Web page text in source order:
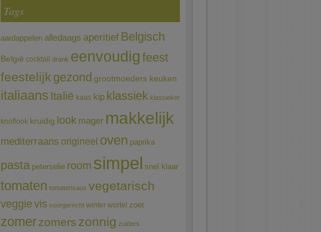
Tags
aardappelen alledaags aperitief Belgisch
België cocktail drank eenvoudigfeest
feestelijk gezond grootmoeders keuken
italiaans Italië kaas kip klassiek klassieker
knoflook kruidig look mager makkelijk
mediterraans origineel oven paprika
pasta peterselie room simpel snel klaar
tomaten tomatensaus vegetarisch
veggie vis voorgerecht winter wortel zoet
zomerzomers zonnig zuiders